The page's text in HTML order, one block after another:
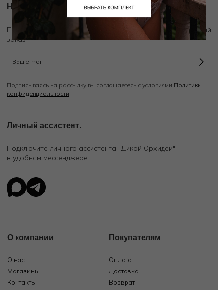
Новости и акции
Подпишитесь на рассылку и получите скидку 10%на первый
заказ
Подписываясь на рассылку вы соглашаетесь с условиями Политики
конфиденциальности
Личный ассистент.
Подключите личного ассистента "Дикой Орхидеи"
в удобном мессенджере
О компании
О нас
Магазины
Контакты
Покупателям
Оплата
Доставка
Возврат